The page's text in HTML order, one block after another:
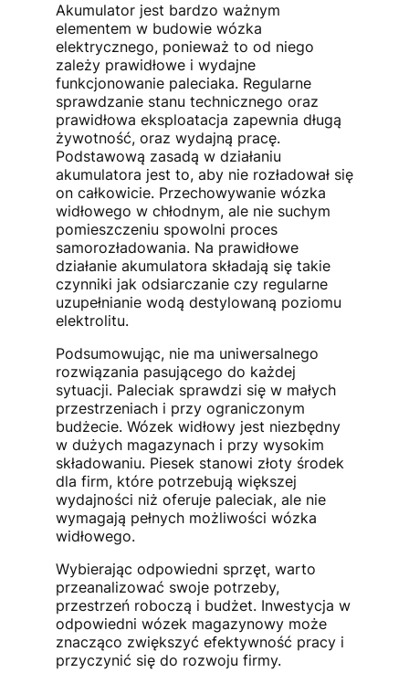
Akumulator jest bardzo ważnym
elementem w budowie wózka
elektrycznego, ponieważ to od niego
zależy prawidłowe i wydajne
funkcjonowanie paleciaka. Regularne
sprawdzanie stanu technicznego oraz
prawidłowa eksploatacja zapewnia długą
żywotność, oraz wydajną pracę.
Podstawową zasadą w działaniu
akumulatora jest to, aby nie rozładował się
on całkowicie. Przechowywanie wózka
widłowego w chłodnym, ale nie suchym
pomieszczeniu spowolni proces
samorozładowania. Na prawidłowe
działanie akumulatora składają się takie
czynniki jak odsiarczanie czy regularne
uzupełnianie wodą destylowaną poziomu
elektrolitu.
Podsumowując, nie ma uniwersalnego
rozwiązania pasującego do każdej
sytuacji. Paleciak sprawdzi się w małych
przestrzeniach i przy ograniczonym
budżecie. Wózek widłowy jest niezbędny
w dużych magazynach i przy wysokim
składowaniu. Piesek stanowi złoty środek
dla firm, które potrzebują większej
wydajności niż oferuje paleciak, ale nie
wymagają pełnych możliwości wózka
widłowego.
Wybierając odpowiedni sprzęt, warto
przeanalizować swoje potrzeby,
przestrzeń roboczą i budżet. Inwestycja w
odpowiedni wózek magazynowy może
znacząco zwiększyć efektywność pracy i
przyczynić się do rozwoju firmy.